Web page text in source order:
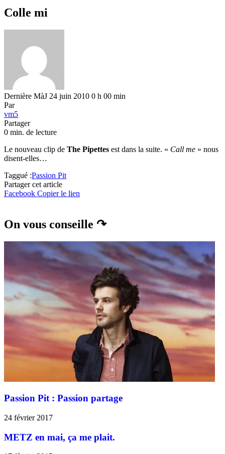
Colle mi
Dernière MàJ 24 juin 2010 0 h 00 min
Par
vm5
Partager
0 min. de lecture
Le nouveau clip de The Pipettes est dans la suite. « Call me » nous
disent-elles…
Taggué :Passion Pit
Partager cet article
Facebook Copier le lien
On vous conseille ↷
Passion Pit : Passion partage
24 février 2017
METZ en mai, ça me plait.